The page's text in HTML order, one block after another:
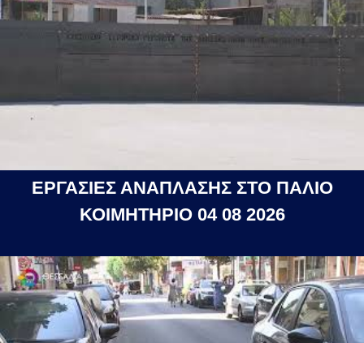
ΕΡΓΑΣΙΕΣ ΑΝΑΠΛΑΣΗΣ ΣΤΟ ΠΑΛΙΟ
ΚΟΙΜΗΤΗΡΙΟ 04 08 2026